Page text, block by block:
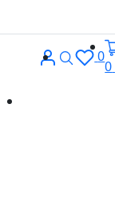
ВходПоиск
0
0